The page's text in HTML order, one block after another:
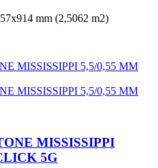
mm (2,5062 m2)
MISSISSIPPI
5G